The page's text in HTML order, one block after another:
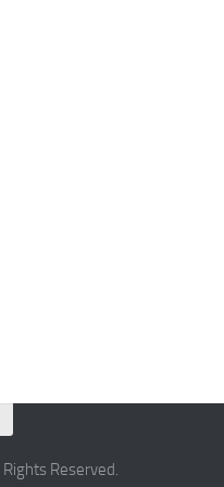
Reserved.